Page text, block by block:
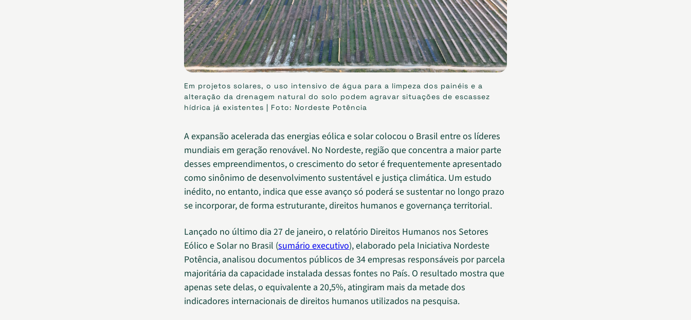
Em projetos solares, o uso intensivo de água para a limpeza dos painéis e a
alteração da drenagem natural do solo podem agravar situações de escassez
hídrica já existentes | Foto: Nordeste Potência
A expansão acelerada das energias eólica e solar colocou o Brasil entre os líderes
mundiais em geração renovável. No Nordeste, região que concentra a maior parte
desses empreendimentos, o crescimento do setor é frequentemente apresentado
como sinônimo de desenvolvimento sustentável e justiça climática. Um estudo
inédito, no entanto, indica que esse avanço só poderá se sustentar no longo prazo
se incorporar, de forma estruturante, direitos humanos e governança territorial.
Lançado no último dia 27 de janeiro, o relatório Direitos Humanos nos Setores
Eólico e Solar no Brasil (sumário executivo), elaborado pela Iniciativa Nordeste
Potência, analisou documentos públicos de 34 empresas responsáveis por parcela
majoritária da capacidade instalada dessas fontes no País. O resultado mostra que
apenas sete delas, o equivalente a 20,5%, atingiram mais da metade dos
indicadores internacionais de direitos humanos utilizados na pesquisa.